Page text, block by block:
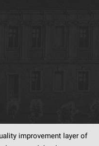
improvement layer of